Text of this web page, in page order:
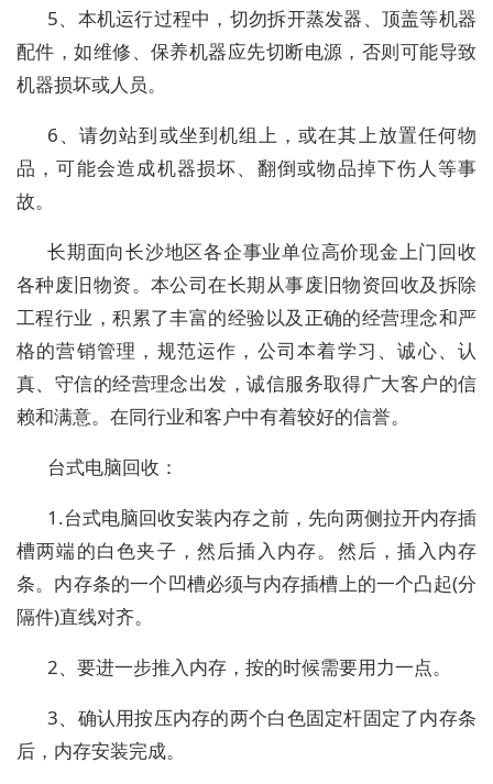
5、本机运行过程中，切勿拆开蒸发器、顶盖等机器
配件，如维修、保养机器应先切断电源，否则可能导致
机器损坏或人员。
6、请勿站到或坐到机组上，或在其上放置任何物
品，可能会造成机器损坏、翻倒或物品掉下伤人等事
故。
长期面向长沙地区各企事业单位高价现金上门回收
各种废旧物资。本公司在长期从事废旧物资回收及拆除
工程行业，积累了丰富的经验以及正确的经营理念和严
格的营销管理，规范运作，公司本着学习、诚心、认
真、守信的经营理念出发，诚信服务取得广大客户的信
赖和满意。在同行业和客户中有着较好的信誉。
台式电脑回收：
1.台式电脑回收安装内存之前，先向两侧拉开内存插
槽两端的白色夹子，然后插入内存。然后，插入内存
条。内存条的一个凹槽必须与内存插槽上的一个凸起(分
隔件)直线对齐。
2、要进一步推入内存，按的时候需要用力一点。
3、确认用按压内存的两个白色固定杆固定了内存条
后，内存安装完成。